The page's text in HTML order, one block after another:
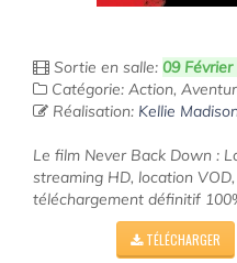
Sortie en salle: 09 Février
Catégorie: Action,
Réalisation: Kellie
Le film Never Back Down :
streaming HD, location
téléchargement définitif
TÉLÉCHARGER